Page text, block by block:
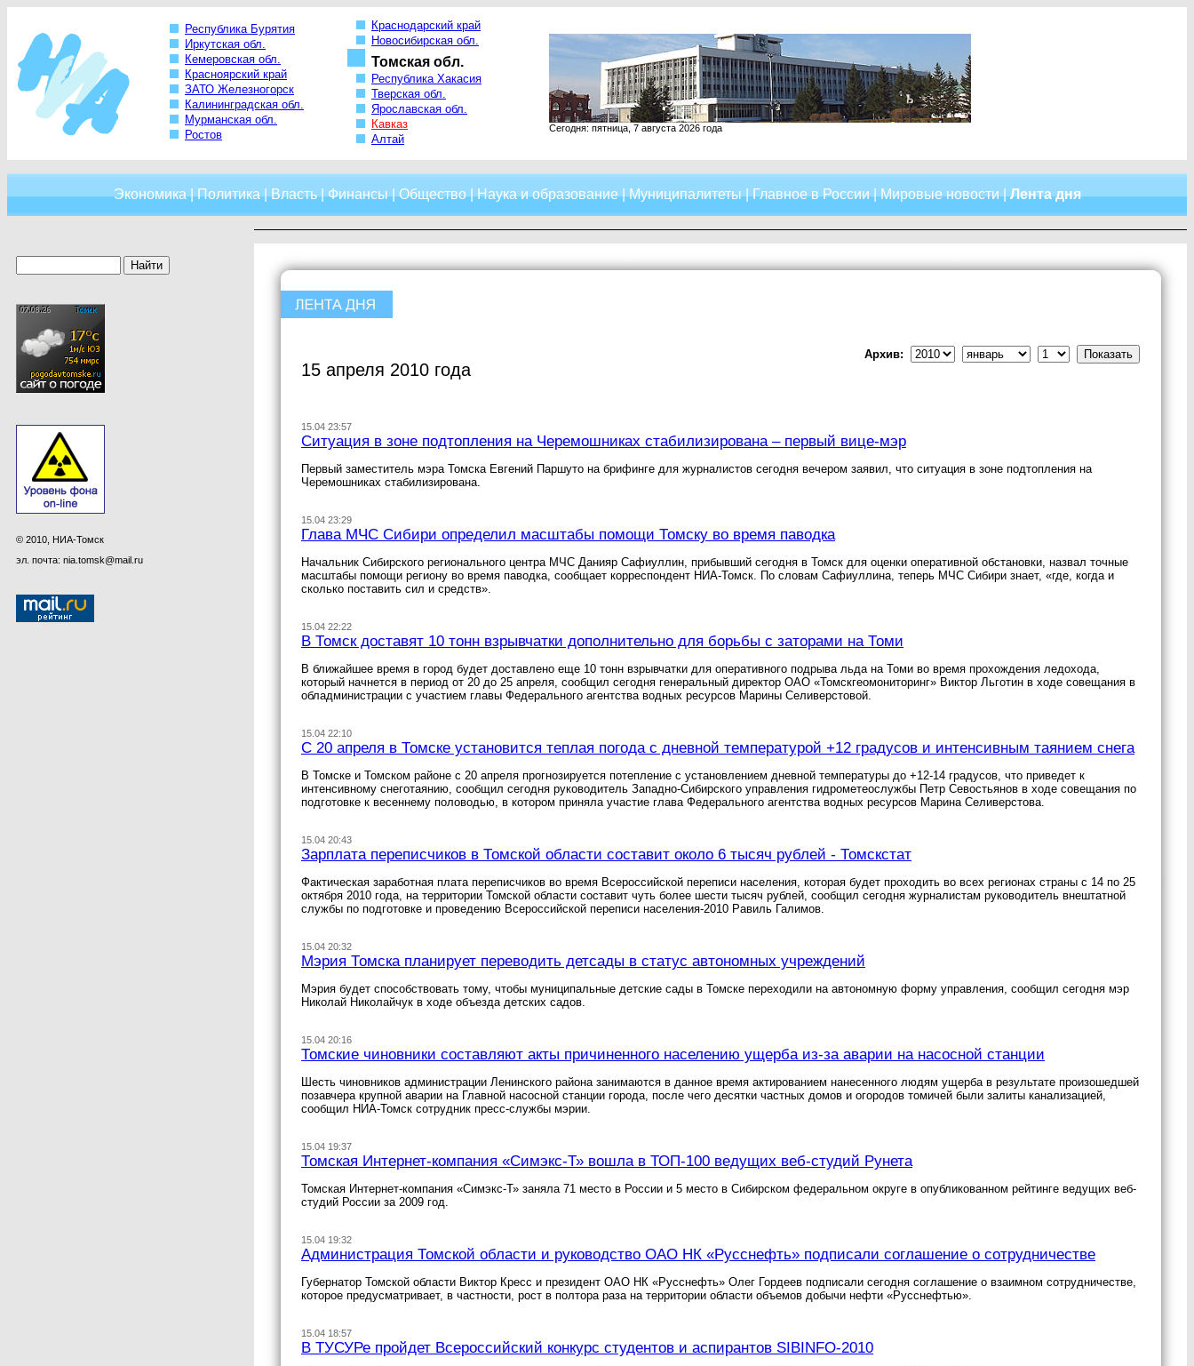
Республика Бурятия
Иркутская обл.
Кемеровская обл.
Красноярский край
ЗАТО Железногорск
Калининградская обл.
Мурманская обл.
Ростов
Краснодарский край
Новосибирская обл.
Томская обл.
Республика Хакасия
Тверская обл.
Ярославская обл.
Кавказ
Алтай
Сегодня: пятница, 7 августа 2026 года
Экономика|Политика|Власть|Финансы|Общество|Наука и образование|Муниципалитеты|Главное в России|Мировые новости|Лента дня
© 2010, НИА-Томск
эл. почта: nia.tomsk@mail.ru
15 апреля 2010 года
Архив:
15.04 23:57
Ситуация в зоне подтопления на Черемошниках стабилизирована – первый вице-мэр
Первый заместитель мэра Томска Евгений Паршуто на брифинге для журналистов сегодня вечером заявил, что ситуация в зоне подтопления на
Черемошниках стабилизирована.
15.04 23:29
Глава МЧС Сибири определил масштабы помощи Томску во время паводка
Начальник Сибирского регионального центра МЧС Данияр Сафиуллин, прибывший сегодня в Томск для оценки оперативной обстановки, назвал точные
масштабы помощи региону во время паводка, сообщает корреспондент НИА-Томск. По словам Сафиуллина, теперь МЧС Сибири знает, «где, когда и
сколько поставить сил и средств».
15.04 22:22
В Томск доставят 10 тонн взрывчатки дополнительно для борьбы с заторами на Томи
В ближайшее время в город будет доставлено еще 10 тонн взрывчатки для оперативного подрыва льда на Томи во время прохождения ледохода,
который начнется в период от 20 до 25 апреля, сообщил сегодня генеральный директор ОАО «Томскгеомониторинг» Виктор Льготин в ходе совещания в
обладминистрации с участием главы Федерального агентства водных ресурсов Марины Селиверстовой.
15.04 22:10
С 20 апреля в Томске установится теплая погода с дневной температурой +12 градусов и интенсивным таянием снега
В Томске и Томском районе с 20 апреля прогнозируется потепление с установлением дневной температуры до +12-14 градусов, что приведет к
интенсивному снеготаянию, сообщил сегодня руководитель Западно-Сибирского управления гидрометеослужбы Петр Севостьянов в ходе совещания по
подготовке к весеннему половодью, в котором приняла участие глава Федерального агентства водных ресурсов Марина Селиверстова.
15.04 20:43
Зарплата переписчиков в Томской области составит около 6 тысяч рублей - Томскстат
Фактическая заработная плата переписчиков во время Всероссийской переписи населения, которая будет проходить во всех регионах страны с 14 по 25
октября 2010 года, на территории Томской области составит чуть более шести тысяч рублей, сообщил сегодня журналистам руководитель внештатной
службы по подготовке и проведению Всероссийской переписи населения-2010 Равиль Галимов.
15.04 20:32
Мэрия Томска планирует переводить детсады в статус автономных учреждений
Мэрия будет способствовать тому, чтобы муниципальные детские сады в Томске переходили на автономную форму управления, сообщил сегодня мэр
Николай Николайчук в ходе объезда детских садов.
15.04 20:16
Томские чиновники составляют акты причиненного населению ущерба из-за аварии на насосной станции
Шесть чиновников администрации Ленинского района занимаются в данное время актированием нанесенного людям ущерба в результате произошедшей
позавчера крупной аварии на Главной насосной станции города, после чего десятки частных домов и огородов томичей были залиты канализацией,
сообщил НИА-Томск сотрудник пресс-службы мэрии.
15.04 19:37
Томская Интернет-компания «Симэкс-Т» вошла в ТОП-100 ведущих веб-студий Рунета
Томская Интернет-компания «Симэкс-Т» заняла 71 место в России и 5 место в Сибирском федеральном округе в опубликованном рейтинге ведущих веб-
студий России за 2009 год.
15.04 19:32
Администрация Томской области и руководство ОАО НК «Русснефть» подписали соглашение о сотрудничестве
Губернатор Томской области Виктор Кресс и президент ОАО НК «Русснефть» Олег Гордеев подписали сегодня соглашение о взаимном сотрудничестве,
которое предусматривает, в частности, рост в полтора раза на территории области объемов добычи нефти «Русснефтью».
15.04 18:57
В ТУСУРе пройдет Всероссийский конкурс студентов и аспирантов SIBINFO-2010